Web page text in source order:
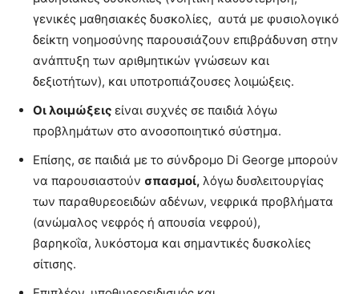
γενικές μαθησιακές δυσκολίες, αυτά με φυσιολογικό
δείκτη νοημοσύνης παρουσιάζουν επιβράδυνση στην
ανάπτυξη των αριθμητικών γνώσεων και
δεξιοτήτων), και υποτροπιάζουσες λοιμώξεις.
Οι λοιμώξεις είναι συχνές σε παιδιά λόγω
προβλημάτων στο ανοσοποιητικό σύστημα.
Επίσης, σε παιδιά με το σύνδρομο Di George μπορούν
να παρουσιαστούν σπασμοί, λόγω δυσλειτουργίας
των παραθυρεοειδών αδένων, νεφρικά προβλήματα
(ανώμαλος νεφρός ή απουσία νεφρού),
βαρηκοΐα, λυκόστομα και σημαντικές δυσκολίες
σίτισης.